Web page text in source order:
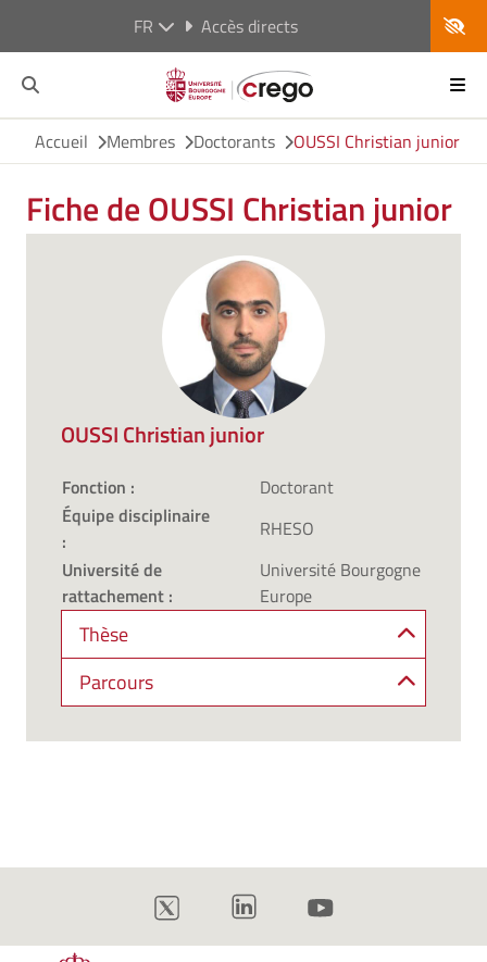
FR Accès directs
Accueil Membres Doctorants OUSSI Christian junior
Fiche de OUSSI Christian junior
OUSSI Christian junior
Fonction :
Doctorant
Équipe disciplinaire
:
RHESO
Université de
rattachement :
Université Bourgogne
Europe
Thèse
Parcours